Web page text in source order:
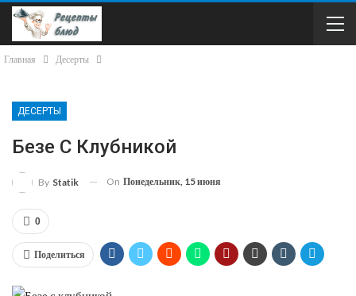
Главная Десерты
ДЕСЕРТЫ
Безе С Клубникой
By Statik On Понедельник, 15 июня
0
Поделиться